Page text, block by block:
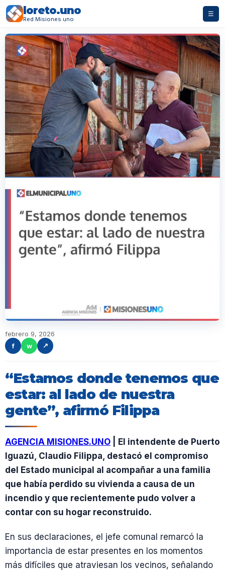
loreto.uno
Red Misiones.uno
☰
febrero 9, 2026
f
w ↗
“Estamos donde tenemos que
estar: al lado de nuestra
gente”, afirmó Filippa
AGENCIA MISIONES.UNO | El intendente de Puerto
Iguazú, Claudio Filippa, destacó el compromiso
del Estado municipal al acompañar a una familia
que había perdido su vivienda a causa de un
incendio y que recientemente pudo volver a
contar con su hogar reconstruido.
En sus declaraciones, el jefe comunal remarcó la
importancia de estar presentes en los momentos
más difíciles que atraviesan los vecinos, señalando